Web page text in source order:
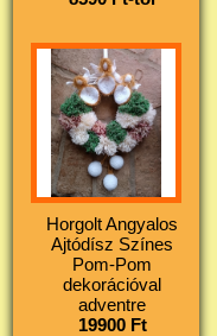
Horgolt Angyalos
Ajtódísz Színes
Pom-Pom
dekorációval
adventre
19900 Ft